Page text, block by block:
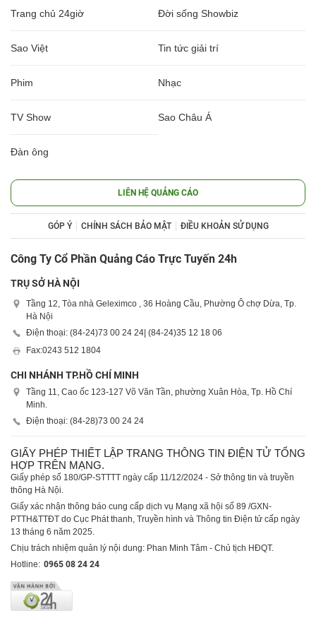
Trang chủ 24giờ Đời sống Showbiz
Sao Việt Tin tức giải trí
Phim Nhạc
TV Show Sao Châu Á
Đàn ông
LIÊN HỆ QUẢNG CÁO
GÓP Ý CHÍNH SÁCH BẢO MẬT ĐIỀU KHOẢN SỬ DỤNG
Công Ty Cổ Phần Quảng Cáo Trực Tuyến 24h
TRỤ SỞ HÀ NỘI
Tầng 12, Tòa nhà Geleximco , 36 Hoàng Cầu, Phường Ô chợ Dừa, Tp.
Hà Nội
Điện thoại: (84-24)73 00 24 24 | (84-24)35 12 18 06
Fax:0243 512 1804
CHI NHÁNH TP.HỒ CHÍ MINH
Tầng 11, Cao ốc 123-127 Võ Văn Tần, phường Xuân Hòa, Tp. Hồ Chí
Minh.
Điện thoại: (84-28)73 00 24 24
GIẤY PHÉP THIẾT LẬP TRANG THÔNG TIN ĐIỆN TỬ TỔNG
HỢP TRÊN MẠNG.
Giấy phép số 180/GP-STTTT ngày cấp 11/12/2024 - Sở thông tin và truyền
thông Hà Nội.
Giấy xác nhận thông báo cung cấp dịch vụ Mạng xã hội số 89 /GXN-
PTTH&TTĐT do Cục Phát thanh, Truyền hình và Thông tin Điện tử cấp ngày
13 tháng 6 năm 2025.
Chịu trách nhiệm quản lý nội dung: Phan Minh Tâm - Chủ tịch HĐQT.
Hotline: 0965 08 24 24